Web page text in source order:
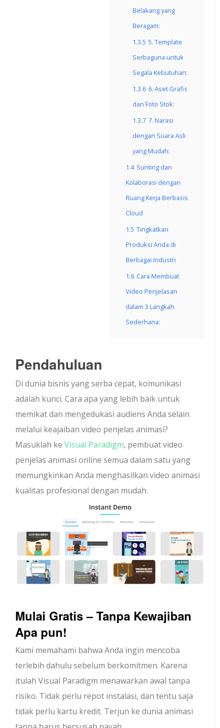
Belakang yang
Beragam:
1.3.5 5. Template
Serbaguna untuk
Segala Kebutuhan:
1.3.6 6. Aset Grafis
dan Foto Stok:
1.3.7 7. Narasi
dengan Suara Asli
yang Mudah:
1.4 Sunting dan
Kolaborasi dengan
Ruang Kerja Berbasis
Cloud
1.5 Tingkatkan
Produksi Anda di
Berbagai Industri
1.6 Cara Membuat
Video Penjelasan
dalam 3 Langkah
Sederhana:
Pendahuluan
Di dunia bisnis yang serba cepat, komunikasi
adalah kunci. Cara apa yang lebih baik untuk
memikat dan mengedukasi audiens Anda selain
melalui keajaiban video penjelas animasi?
Masuklah keVisual Paradigm, pembuat video
penjelas animasi online semua dalam satu yang
memungkinkan Anda menghasilkan video animasi
kualitas profesional dengan mudah.
Mulai Gratis – Tanpa Kewajiban
Apa pun!
Kami memahami bahwa Anda ingin mencoba
terlebih dahulu sebelum berkomitmen. Karena
itulah Visual Paradigm menawarkan awal tanpa
risiko. Tidak perlu repot instalasi, dan tentu saja
tidak perlu kartu kredit. Terjun ke dunia animasi